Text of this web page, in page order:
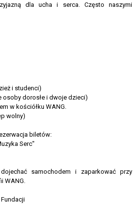
dla ucha i serca. Często naszymi
i studenci)
osoby dorosłe i dwoje dzieci)
w kościółku WANG.
wolny)
biletów:
Serc"
samochodem i zaparkować przy
WANG.